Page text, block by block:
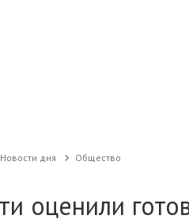
Новости дня Общество
оценили